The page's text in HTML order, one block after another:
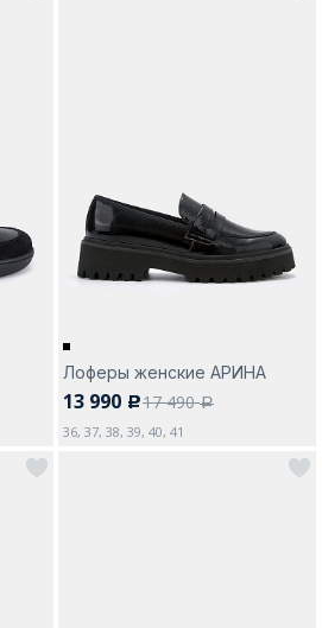
Лоферы женские АРИНА
13 990 c17 490a
36, 37, 38, 39, 40, 41